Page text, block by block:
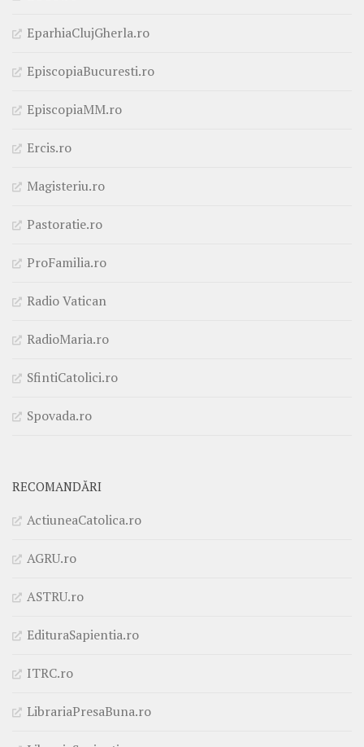
EparhiaClujGherla.ro
EpiscopiaBucuresti.ro
EpiscopiaMM.ro
Ercis.ro
Magisteriu.ro
Pastoratie.ro
ProFamilia.ro
Radio Vatican
RadioMaria.ro
SfintiCatolici.ro
Spovada.ro
RECOMANDĂRI
ActiuneaCatolica.ro
AGRU.ro
ASTRU.ro
EdituraSapientia.ro
ITRC.ro
LibrariaPresaBuna.ro